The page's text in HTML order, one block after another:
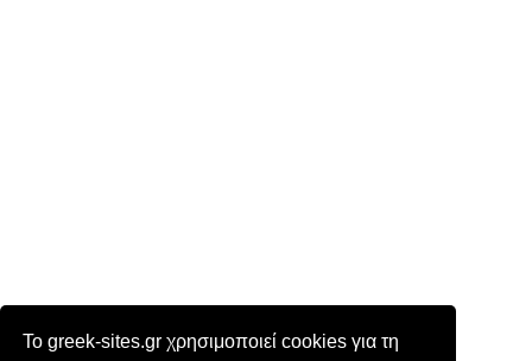
Το greek-sites.gr χρησιμοποιεί cookies για τη